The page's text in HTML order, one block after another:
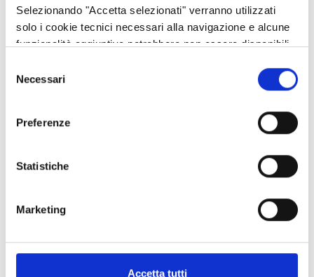
Selezionando "Accetta selezionati" verranno utilizzati
solo i cookie tecnici necessari alla navigazione e alcune
funzionalità aggiuntive potrebbero non essere disponibili.
delNecessari
Preferenze
Statistiche
Marketing
Accetta tutti
· 150 nuovi bus ecologicioperativi sulle strade lombarde
che saliranno a 175 entro la fine dell'anno.
ultimati che saliranno a 1618 entro il 2026.
aggiungeranno 7 treni a idrogeno entro giugno 2026
contaminati
rischio idrogeologico
· Ultimati 946alloggi di edilizia residenziale pubblicacon
interventi di riqualificazione energetica e sismica